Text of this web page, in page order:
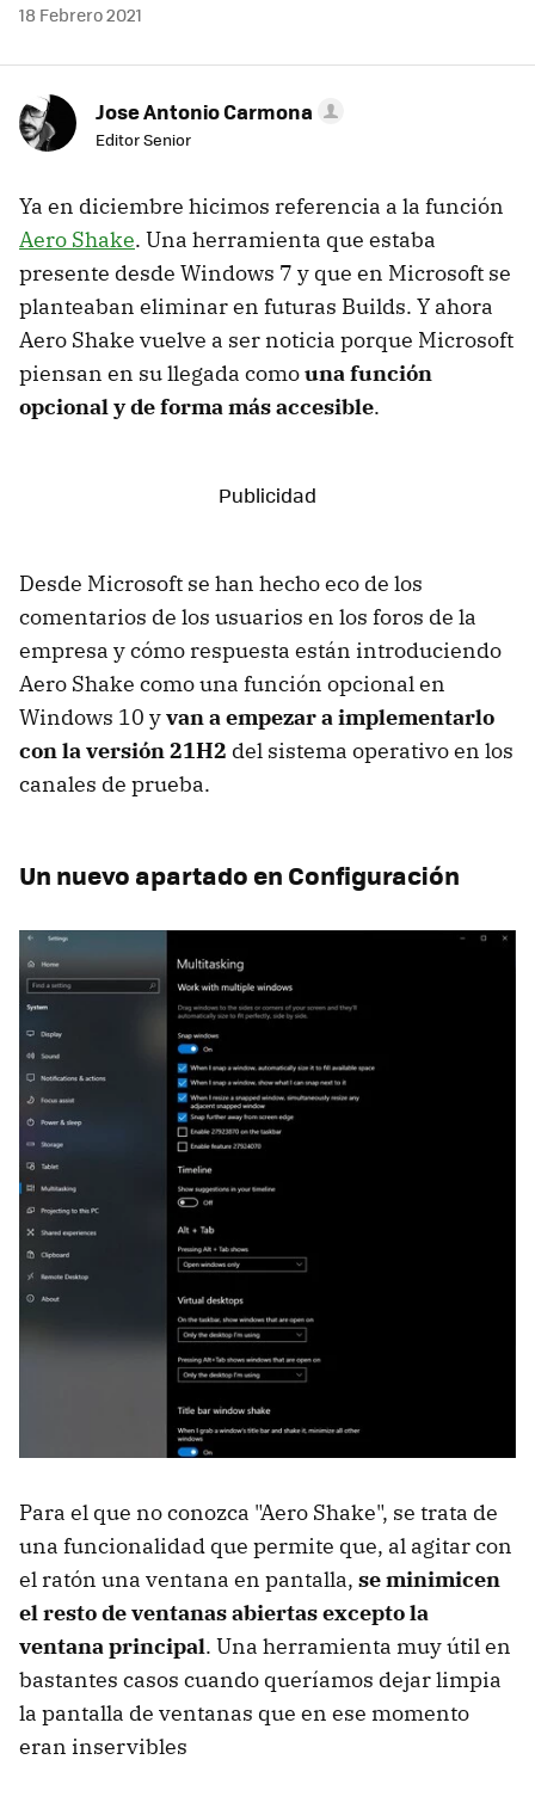
18 Febrero 2021
Jose Antonio Carmona
Editor Senior
Ya en diciembre hicimos referencia a la función
Aero Shake. Una herramienta que estaba
presente desde Windows 7 y que en Microsoft se
planteaban eliminar en futuras Builds. Y ahora
Aero Shake vuelve a ser noticia porque Microsoft
piensan en su llegada comouna función
opcional y de forma más accesible.
Desde Microsoft se han hecho eco de los
comentarios de los usuarios en los foros de la
empresa y cómo respuesta están introduciendo
Aero Shake como una función opcional en
Windows 10 yvan a empezar a implementarlo
con la versión 21H2 del sistema operativo en los
canales de prueba.
Un nuevo apartado en Configuración
Para el que no conozca "Aero Shake", se trata de
una funcionalidad que permite que, al agitar con
el ratón una ventana en pantalla, se minimicen
el resto de ventanas abiertas excepto la
ventana principal. Una herramienta muy útil en
bastantes casos cuando queríamos dejar limpia
la pantalla de ventanas que en ese momento
eran inservibles